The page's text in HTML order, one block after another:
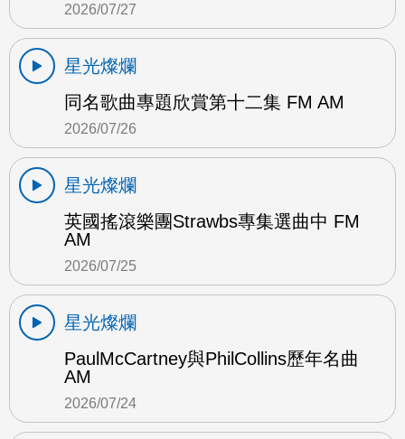
2026/07/27
星光燦爛
同名歌曲專題欣賞第十二集 FM AM
2026/07/26
星光燦爛
英國搖滾樂團Strawbs專集選曲中 FM
AM
2026/07/25
星光燦爛
PaulMcCartney與PhilCollins歷年名曲
AM
2026/07/24